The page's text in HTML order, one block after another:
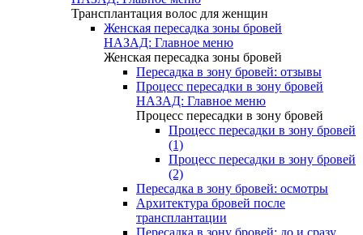
Трансплантация волос для женщин
Женская пересадка зоны бровей
НАЗАД: Главное меню
Женская пересадка зоны бровей
Пересадка в зону бровей: отзывы
Процесс пересадки в зону бровей
НАЗАД: Главное меню
Процесс пересадки в зону бровей
Процесс пересадки в зону бровей
(1)
Процесс пересадки в зону бровей
(2)
Пересадка в зону бровей: осмотры
Архитектура бровей после
трансплантации
Пересадка в зону бровей: до и сразу